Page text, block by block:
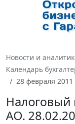
Новости и
Календарь
28 февраля 2011
Налоговый
АО.